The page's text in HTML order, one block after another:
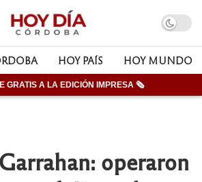
HOY PAÍS HOY MUNDO
GRATIS A LA EDICIÓN IMPRESA 🗞
operaron